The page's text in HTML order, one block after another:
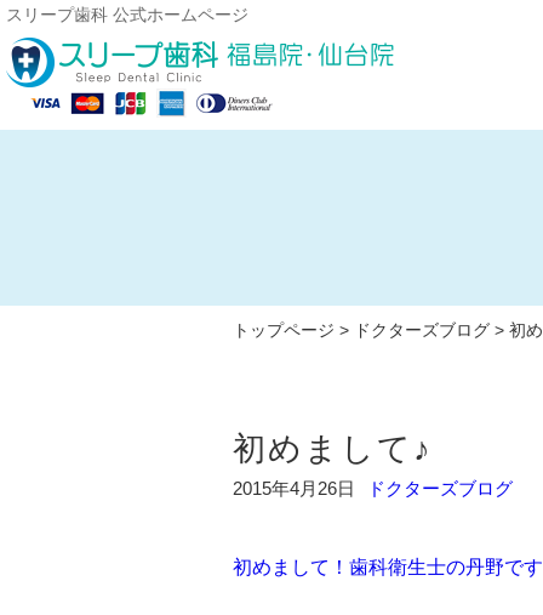
スリープ歯科 公式ホームページ
トップページ > ドクターズブログ > 初
初めまして♪
2015年4月26日 ドクターズブログ
初めまして！歯科衛生士の丹野です